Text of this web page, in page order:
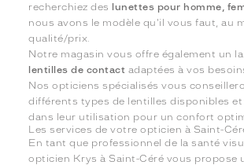
recherchiez des lunettes pour homme,
nous avons le modèle qu'il vous faut, au
qualité/prix.
Notre magasin vous offre également un
lentilles de contact adaptées à vos
Nos opticiens spécialisés vous
différents types de lentilles disponibles
dans leur utilisation pour un confort
Les services de votre opticien à Saint-
En tant que professionnel de la santé
opticien Krys à Saint-Céré vous propose